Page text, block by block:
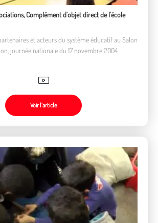
Complément d'objet direct de l'école
et acteurs du système éducatif au Salon
journée nationale du 17 novembre 2004
Voir l’article